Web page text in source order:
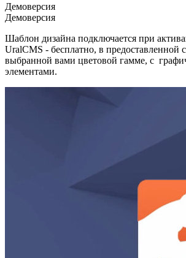
Демоверсия
Демоверсия
Шаблон дизайна подключается при
UralCMS - бесплатно, в предоставленной
выбранной вами цветовой гамме, с
элементами.